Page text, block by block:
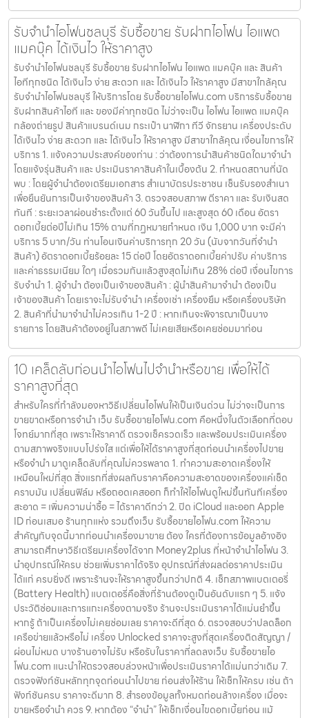
รับจำนำไอโฟนชลบุรี รับซื้อขาย รับฝากไอโฟน ไอแพด
แมคบุ๊ค ได้เงินไว ให้ราคาสูง
รับจำนำไอโฟนชลบุรี รับซื้อขาย รับฝากไอโฟน ไอแพด แมคบุ๊ค และ สินค้า
ไอทีทุกชนิด ได้เงินไว ง่าย สะดวก และ ได้เงินไว ให้ราคาสูง มีสาขาใกล้คุณ
รับจำนำไอโฟนชลบุรี ให้บริการโดย รับซื้อขายไอโฟน.com บริการรับซื้อขาย
รับฝากสินค้าไอที และ ของมีค่าทุกชนิด ไม่ว่าจะเป็น ไอโฟน ไอแพด แมคบุ๊ค
กล้องถ่ายรูป สินค้าแบรนด์เนม กระเป๋า นาฬิกา ทีวี จักรยาน เครื่องประดับ
ได้เงินไว ง่าย สะดวก และ ได้เงินไว ให้ราคาสูง มีสาขาใกล้คุณ เงื่อนไขการให้
บริการ 1. แจ้งความประสงค์ของท่าน : ว่าต้องการนำสินค้าชนิดใดมาจำนำ
โดยแจ้งรุ่นสินค้า และ ประเมินราคาสินค้าในเบื้องต้น 2. กำหนดสถานที่นัด
พบ : โดยผู้จำนำต้องเตรียมเอกสาร สำเนาบัตรประชาชน เซ็นรับรองสำเนา
เพื่อยืนยันการเป็นเจ้าของสินค้า 3. ตรวจสอบสภาพ ตีราคา และ รับเงินสด
ทันที : ระยะเวลาผ่อนชำระตั้งแต่ 60 วันขึ้นไป และสูงสุด 60 เดือน อัตรา
ดอกเบี้ยต่อปีไม่เกิน 15% ตามที่กฏหมายกำหนด เงิน 1,000 บาท จะมีค่า
บริการ 5 บาท/วัน ท่านโอนเงินค่าบริการทุก 20 วัน (นับจากวันที่จำนำ
สินค้า) อัตราดอกเบี้ยร้อยละ 15 ต่อปี โดยอัตราดอกเบี้ยค่าปรับ ค่าบริการ
และค่าธรรมเนียม ใดๆ เมื่อรวมกันแล้วสูงสุดไม่เกิน 28% ต่อปี เงื่อนไขการ
รับจำนำ 1. ผู้จำนำ ต้องเป็นเจ้าของสินค้า : ผู้นำสินค้ามาจำนำ ต้องเป็น
เจ้าของสินค้า โดยเราจะไม่รับจำนำ เครื่องเช่า เครื่องยืม หรือเครื่องบริษัท
2. สินค้าที่นำมาจำนำไม่ควรเกิน 1-2 ปี : หากเกินจะพิจารณาเป็นบาง
รายการ โดยสินค้าต้องอยู่ในสภาพดี ไม่เคยเสียหรือเคยซ่อมมาก่อน
10 เคล็ดลับก่อนนำไอโฟนไปจำนำหรือขาย เพื่อให้ได้
ราคาสูงที่สุด
สำหรับใครที่กำลังมองหาวิธีเปลี่ยนไอโฟนให้เป็นเงินด่วน ไม่ว่าจะเป็นการ
ขายขาดหรือการจำนำ เว็บ รับซื้อขายไอโฟน.com คือหนึ่งในตัวเลือกที่ตอบ
โจทย์มากที่สุด เพราะให้ราคาดี ตรวจเช็ครวดเร็ว และพร้อมประเมินเครื่อง
ตามสภาพจริงแบบโปร่งใส แต่เพื่อให้ได้ราคาสูงที่สุดก่อนนำเครื่องไปขาย
หรือจำนำ มาดูเคล็ดลับที่คุณไม่ควรพลาด 1. ทำความสะอาดเครื่องให้
เหมือนใหม่ที่สุด สิ่งแรกที่ส่งผลกับราคาคือความสะอาดของเครื่องแค่เช็ด
คราบมัน เปลี่ยนฟิล์ม หรือถอดเคสออก ก็ทำให้ไอโฟนดูใหม่ขึ้นทันทีเครื่อง
สะอาด = เพิ่มความน่าซื้อ = ได้ราคาดีกว่า 2. ปิด iCloud และออก Apple
ID ก่อนเสมอ ร้านทุกแห่ง รวมถึงเว็บ รับซื้อขายไอโฟน.com ให้ความ
สำคัญกับจุดนี้มากก่อนนำเครื่องมาขาย ต้อง ใครที่ต้องการข้อมูลอ้างอิง
สามารถศึกษาวิธีเตรียมเครื่องได้จาก Money2plus ที่หน้าจำนำไอโฟน 3.
นำอุปกรณ์ให้ครบ ช่วยเพิ่มราคาได้จริง อุปกรณ์ที่ส่งผลต่อราคาประเมิน
ได้แก่ ครบยิ่งดี เพราะร้านจะให้ราคาสูงขึ้นกว่าปกติ 4. เช็กสภาพแบตเตอรี่
(Battery Health) แบตเตอรี่คือสิ่งที่ร้านต้องดูเป็นอันดับแรก ๆ 5. แจ้ง
ประวัติซ่อมและการแกะเครื่องตามจริง ร้านจะประเมินราคาได้แม่นยำขึ้น
หากรู้ ถ้าเป็นเครื่องไม่เคยซ่อมเลย ราคาจะดีที่สุด 6. ตรวจสอบว่าปลดล็อก
เครือข่ายแล้วหรือไม่ เครื่อง Unlocked ราคาจะสูงที่สุดเครื่องติดสัญญา /
ผ่อนไม่หมด บางร้านอาจไม่รับ หรือรับในราคาที่ลดลงเว็บ รับซื้อขายไอ
โฟน.com แนะนำให้ตรวจสอบล่วงหน้าเพื่อประเมินราคาได้แม่นกว่าเดิม 7.
ตรวจฟังก์ชันหลักทุกจุดก่อนนำไปขาย ก่อนส่งให้ร้าน ให้เช็กให้ครบ เช่น ถ้า
ฟังก์ชันครบ ราคาจะดีมาก 8. สำรองข้อมูลทั้งหมดก่อนล้างเครื่อง เมื่อจะ
ขายหรือจำนำ ควร 9. หากต้อง “จำนำ” ให้เช็กเงื่อนไขดอกเบี้ยก่อน แม้